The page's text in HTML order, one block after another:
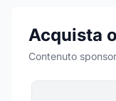
Acquista
Contenuto